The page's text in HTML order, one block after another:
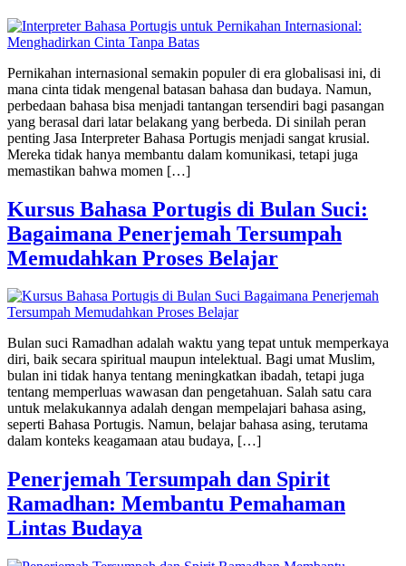
Pernikahan internasional semakin populer di era globalisasi ini, di
mana cinta tidak mengenal batasan bahasa dan budaya. Namun,
perbedaan bahasa bisa menjadi tantangan tersendiri bagi pasangan
yang berasal dari latar belakang yang berbeda. Di sinilah peran
penting Jasa Interpreter Bahasa Portugis menjadi sangat krusial.
Mereka tidak hanya membantu dalam komunikasi, tetapi juga
memastikan bahwa momen […]
Kursus Bahasa Portugis di Bulan Suci:
Bagaimana Penerjemah Tersumpah
Memudahkan Proses Belajar
Bulan suci Ramadhan adalah waktu yang tepat untuk memperkaya
diri, baik secara spiritual maupun intelektual. Bagi umat Muslim,
bulan ini tidak hanya tentang meningkatkan ibadah, tetapi juga
tentang memperluas wawasan dan pengetahuan. Salah satu cara
untuk melakukannya adalah dengan mempelajari bahasa asing,
seperti Bahasa Portugis. Namun, belajar bahasa asing, terutama
dalam konteks keagamaan atau budaya, […]
Penerjemah Tersumpah dan Spirit
Ramadhan: Membantu Pemahaman
Lintas Budaya